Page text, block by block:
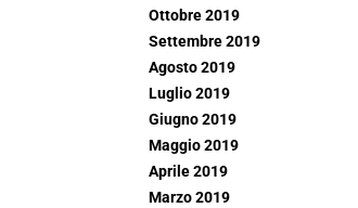
Ottobre 2019
Settembre 2019
Agosto 2019
Luglio 2019
Giugno 2019
Maggio 2019
Aprile 2019
Marzo 2019